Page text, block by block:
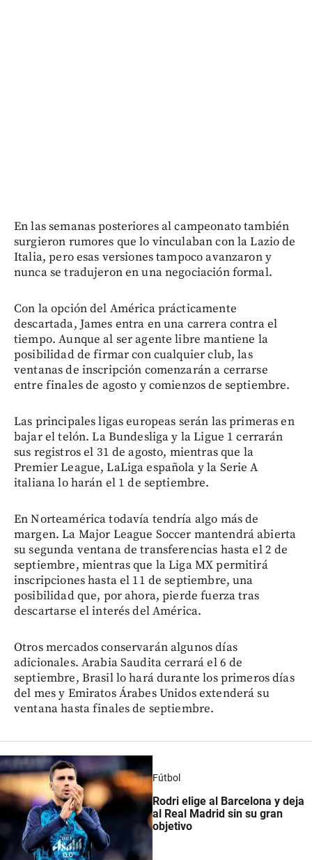
En las semanas posteriores al campeonato también
surgieron rumores que lo vinculaban con la Lazio de
Italia, pero esas versiones tampoco avanzaron y
nunca se tradujeron en una negociación formal.
Con la opción del América prácticamente
descartada, James entra en una carrera contra el
tiempo. Aunque al ser agente libre mantiene la
posibilidad de firmar con cualquier club, las
ventanas de inscripción comenzarán a cerrarse
entre finales de agosto y comienzos de septiembre.
Las principales ligas europeas serán las primeras en
bajar el telón. La Bundesliga y la Ligue 1 cerrarán
sus registros el 31 de agosto, mientras que la
Premier League, LaLiga española y la Serie A
italiana lo harán el 1 de septiembre.
En Norteamérica todavía tendría algo más de
margen. La Major League Soccer mantendrá abierta
su segunda ventana de transferencias hasta el 2 de
septiembre, mientras que la Liga MX permitirá
inscripciones hasta el 11 de septiembre, una
posibilidad que, por ahora, pierde fuerza tras
descartarse el interés del América.
Otros mercados conservarán algunos días
adicionales. Arabia Saudita cerrará el 6 de
septiembre, Brasil lo hará durante los primeros días
del mes y Emiratos Árabes Unidos extenderá su
ventana hasta finales de septiembre.
Fútbol
Rodri elige al Barcelona y deja
al Real Madrid sin su gran
objetivo